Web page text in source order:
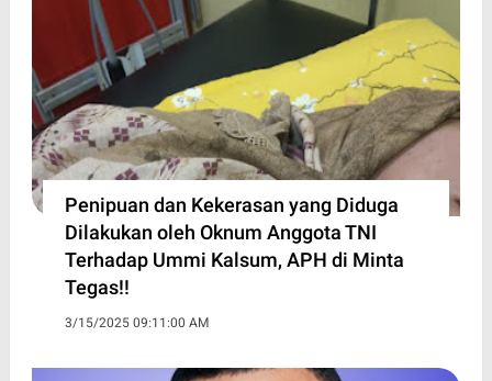
Penipuan dan Kekerasan yang Diduga
Dilakukan oleh Oknum Anggota TNI
Terhadap Ummi Kalsum, APH di Minta
Tegas!!
3/15/2025 09:11:00 AM